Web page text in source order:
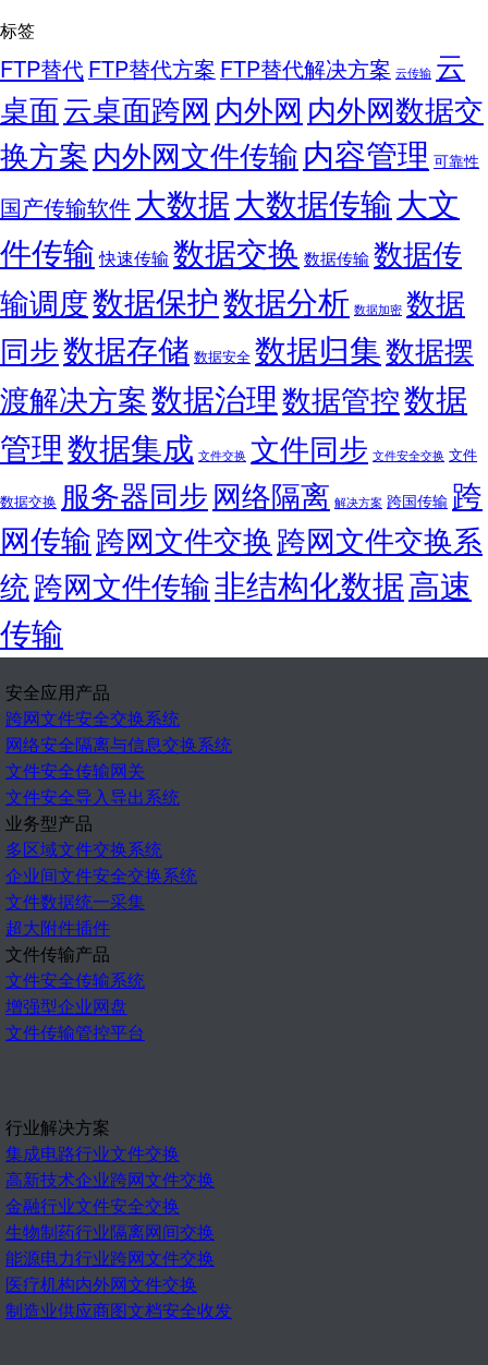
标签
FTP替代FTP替代方案 FTP替代解决方案 云传输 云
桌面云桌面跨网 内外网 内外网数据交
换方案内外网文件传输内容管理 可靠性
国产传输软件 大数据大数据传输大文
件传输 快速传输 数据交换 数据传输数据传
输调度数据保护数据分析 数据加密 数据
同步数据存储 数据安全 数据归集数据摆
渡解决方案数据治理数据管控数据
管理数据集成 文件交换 文件同步 文件安全交换 文件
数据交换 服务器同步网络隔离 解决方案 跨国传输 跨
网传输跨网文件交换跨网文件交换系
统跨网文件传输非结构化数据高速
传输
安全应用产品
跨网文件安全交换系统
网络安全隔离与信息交换系统
文件安全传输网关
文件安全导入导出系统
业务型产品
多区域文件交换系统
企业间文件安全交换系统
文件数据统一采集
超大附件插件
文件传输产品
文件安全传输系统
增强型企业网盘
文件传输管控平台
行业解决方案
集成电路行业文件交换
高新技术企业跨网文件交换
金融行业文件安全交换
生物制药行业隔离网间交换
能源电力行业跨网文件交换
医疗机构内外网文件交换
制造业供应商图文档安全收发